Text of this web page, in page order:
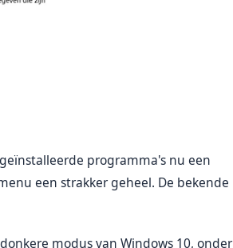
programma's nu een
een strakker geheel. De bekende
modus van Windows 10, onder